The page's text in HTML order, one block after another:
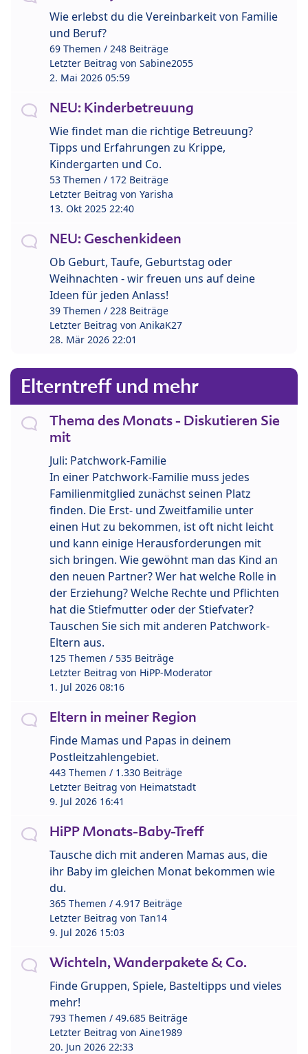
Wie erlebst du die Vereinbarkeit von Familie
und Beruf?
69 Themen / 248 Beiträge
Letzter Beitrag von Sabine2055
2. Mai 2026 05:59
NEU: Kinderbetreuung
Wie findet man die richtige Betreuung?
Tipps und Erfahrungen zu Krippe,
Kindergarten und Co.
53 Themen / 172 Beiträge
Letzter Beitrag von Yarisha
13. Okt 2025 22:40
NEU: Geschenkideen
Ob Geburt, Taufe, Geburtstag oder
Weihnachten - wir freuen uns auf deine
Ideen für jeden Anlass!
39 Themen / 228 Beiträge
Letzter Beitrag von AnikaK27
28. Mär 2026 22:01
Elterntreff und mehr
Thema des Monats - Diskutieren Sie
mit
Juli: Patchwork-Familie
In einer Patchwork-Familie muss jedes
Familienmitglied zunächst seinen Platz
finden. Die Erst- und Zweitfamilie unter
einen Hut zu bekommen, ist oft nicht leicht
und kann einige Herausforderungen mit
sich bringen. Wie gewöhnt man das Kind an
den neuen Partner? Wer hat welche Rolle in
der Erziehung? Welche Rechte und Pflichten
hat die Stiefmutter oder der Stiefvater?
Tauschen Sie sich mit anderen Patchwork-
Eltern aus.
125 Themen / 535 Beiträge
Letzter Beitrag von HiPP-Moderator
1. Jul 2026 08:16
Eltern in meiner Region
Finde Mamas und Papas in deinem
Postleitzahlengebiet.
443 Themen / 1.330 Beiträge
Letzter Beitrag von Heimatstadt
9. Jul 2026 16:41
HiPP Monats-Baby-Treff
Tausche dich mit anderen Mamas aus, die
ihr Baby im gleichen Monat bekommen wie
du.
365 Themen / 4.917 Beiträge
Letzter Beitrag von Tan14
9. Jul 2026 15:03
Wichteln, Wanderpakete & Co.
Finde Gruppen, Spiele, Basteltipps und vieles
mehr!
793 Themen / 49.685 Beiträge
Letzter Beitrag von Aine1989
20. Jun 2026 22:33